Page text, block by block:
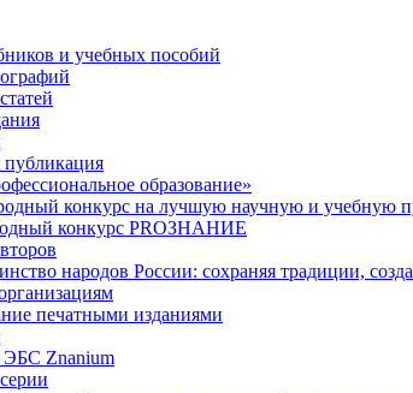
и учебных пособий
публикация
образование»
конкурс на лучшую научную и учебную
конкурс PROЗНАНИЕ
народов России: сохраняя традиции,
печатными изданиями
ЭБС Znanium